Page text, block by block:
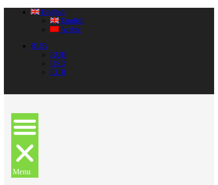
English
English
Arabic
RUB
RUB
USD
EUR
Menu